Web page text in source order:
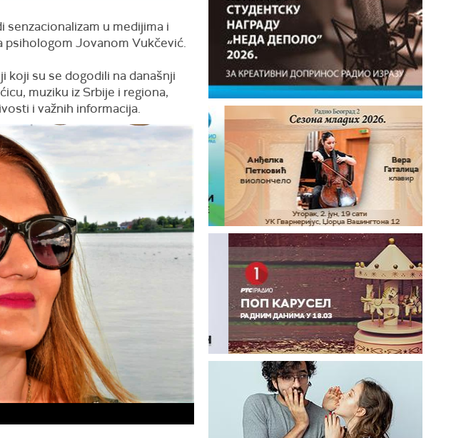
senzacionalizam u medijima i
psihologom Jovanom Vukčević.
koji su se dogodili na današnji
muziku iz Srbije i regiona,
i važnih informacija.